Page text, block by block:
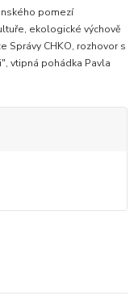
pomezí
ekologické výchově
Správy CHKO, rozhovor s
vtipná pohádka Pavla